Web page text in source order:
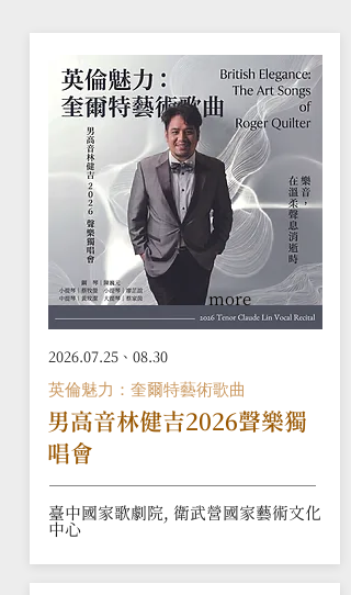
more
2026.07.25、08.30
英倫魅力：奎爾特藝術歌曲
男高音林健吉2026聲樂獨
唱會
臺中國家歌劇院, 衛武營國家藝術文化
中心